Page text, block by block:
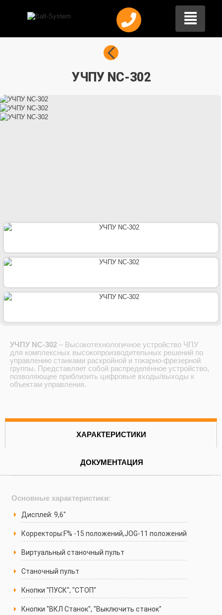
УЧПУ NC-302
УЧПУ NC-302 – Высокотехнологичное устройство ЧПУ
для комплексных высокопроизводительных решений по
управлению станками раскройной и токарно-фрезерной
группы. Представляет собой распределённое устройство,
позволяющее приблизить цифровые входы/выходы к
объектам управления.
ХАРАКТЕРИСТИКИ
ДОКУМЕНТАЦИЯ
Основные характеристики:
Дисплей: 9,6"
Корректоры:F% -15 положений,JOG-11 положений
Виртуальный станочный пульт
Станочный пульт
Кнопки "ПУСК", "СТОП"
Кнопки "ВКЛ Станок", "Выключить станок"